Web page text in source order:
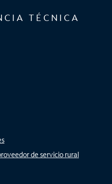
TÉCNICA
de servicio rural